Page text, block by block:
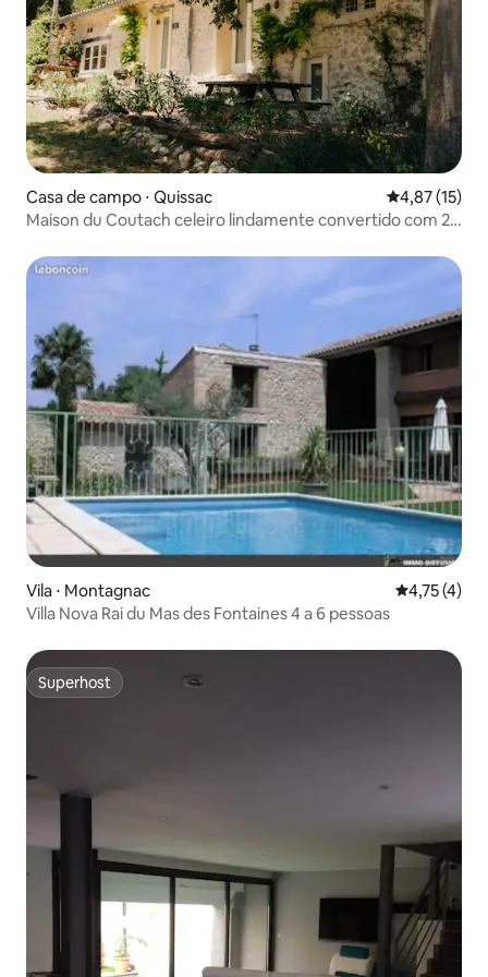
Casa de campo ⋅ Quissac 4,87 de uma
4,87 (15)
Maison du Coutach celeiro lindamente convertido com 2
Vila ⋅ Montagnac 4,75 de
4,75 (4)
Villa Nova Rai du Mas des Fontaines 4 a 6 pessoas
Superhost
Superhost